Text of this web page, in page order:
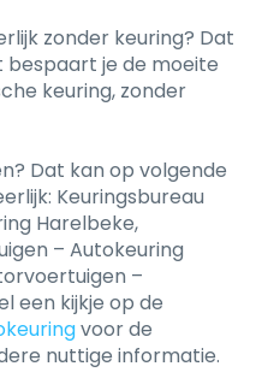
zonder keuring? Dat
bespaart je de moeite
keuring, zonder
Dat kan op volgende
Keuringsbureau
Harelbeke,
– Autokeuring
–
een kijkje op de
voor de
nuttige informatie.